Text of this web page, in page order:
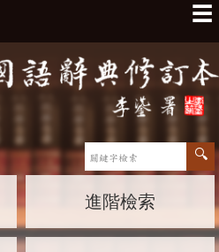
☰
進階檢索